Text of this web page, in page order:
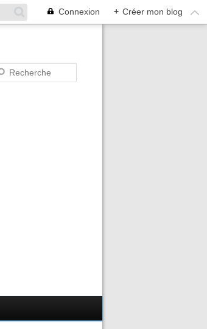
Connexion + Créer mon blog